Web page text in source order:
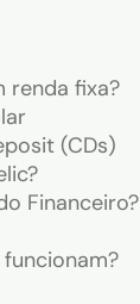
renda fixa?
(CDs)
Financeiro?
funcionam?